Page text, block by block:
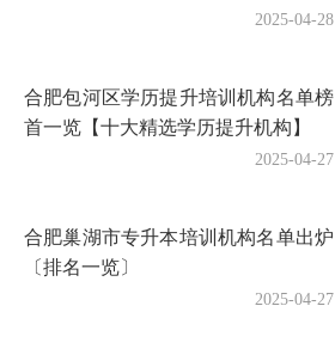
2025-04-28
合肥包河区学历提升培训机构名单榜
首一览【十大精选学历提升机构】
2025-04-27
合肥巢湖市专升本培训机构名单出炉
〔排名一览〕
2025-04-27